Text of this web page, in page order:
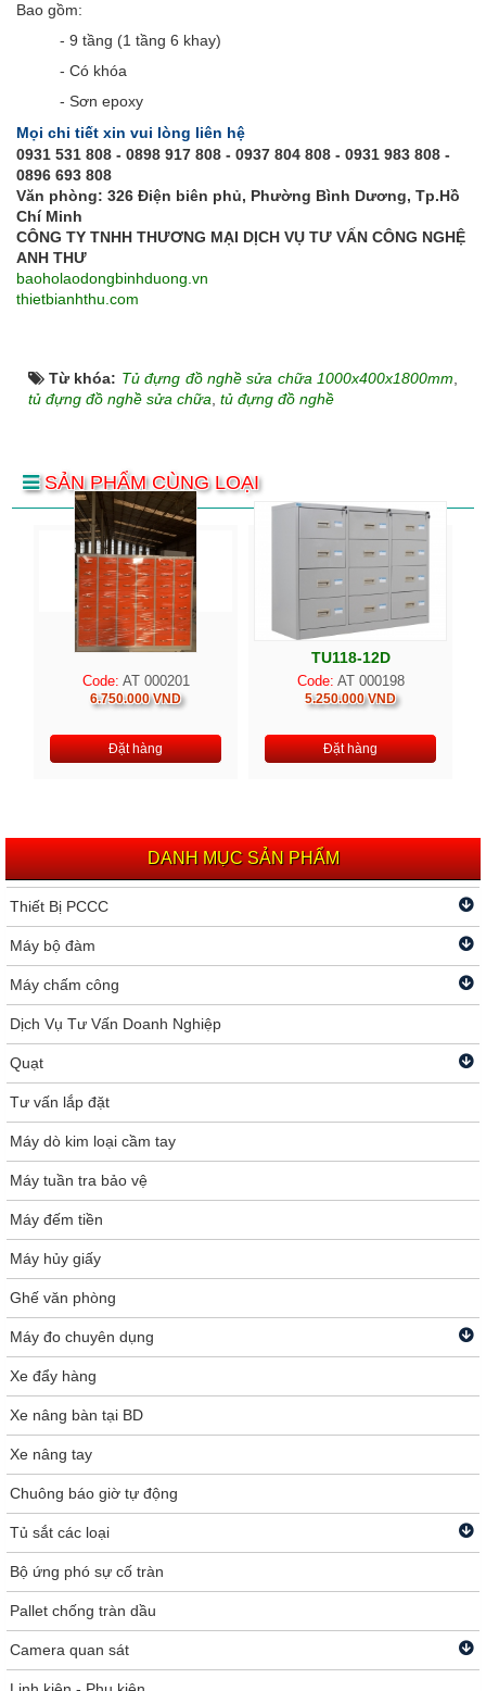
Bao gồm:
- 9 tầng (1 tầng 6 khay)
- Có khóa
- Sơn epoxy
Mọi chi tiết xin vui lòng liên hệ
0931 531 808 - 0898 917 808 - 0937 804 808 - 0931 983 808 -
0896 693 808
Văn phòng: 326 Điện biên phủ, Phường Bình Dương, Tp.Hồ
Chí Minh
CÔNG TY TNHH THƯƠNG MẠI DỊCH VỤ TƯ VẤN CÔNG NGHỆ
ANH THƯ
baoholaodongbinhduong.vn
thietbianhthu.com
Từ khóa: Tủ đựng đồ nghề sửa chữa 1000x400x1800mm,
tủ đựng đồ nghề sửa chữa, tủ đựng đồ nghề
SẢN PHẨM CÙNG LOẠI
Tủ 48 ngăn kéo
Code: AT 000201
6.750.000 VND
Đặt hàng
TỦ HỒ SƠ GHÉP
TU118-12D
Code: AT 000198
5.250.000 VND
Đặt hàng
DANH MỤC SẢN PHẨM
Thiết Bị PCCC
Máy bộ đàm
Máy chấm công
Dịch Vụ Tư Vấn Doanh Nghiệp
Quạt
Tư vấn lắp đặt
Máy dò kim loại cầm tay
Máy tuần tra bảo vệ
Máy đếm tiền
Máy hủy giấy
Ghế văn phòng
Máy đo chuyên dụng
Xe đẩy hàng
Xe nâng bàn tại BD
Xe nâng tay
Chuông báo giờ tự động
Tủ sắt các loại
Bộ ứng phó sự cố tràn
Pallet chống tràn dầu
Camera quan sát